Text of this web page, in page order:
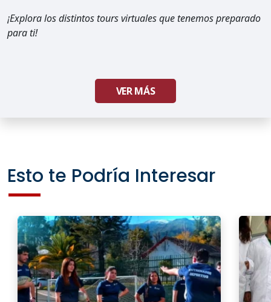
¡Explora los distintos tours virtuales que tenemos preparado
para ti!
VER MÁS
Esto te Podría Interesar